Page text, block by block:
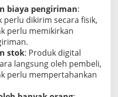
biaya pengiriman:
perlu dikirim secara fisik,
perlu memikirkan
stok: Produk digital
langsung oleh pembeli,
perlu mempertahankan